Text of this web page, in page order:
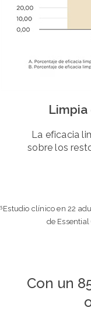
Limpia
La eficacia
sobre los
⁵Estudio clínico en 22
de Essential
Con un